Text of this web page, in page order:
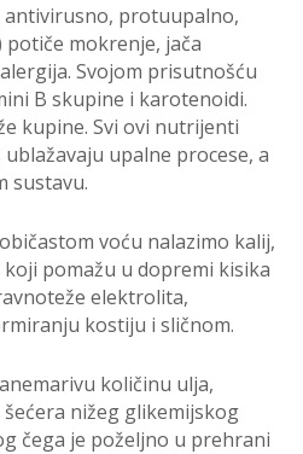
antivirusno, protuupalno,
mokrenje, jača
Svojom prisutnošću
B skupine i karotenoidi.
kupine. Svi ovi nutrijenti
upalne procese, a
sustavu.
voću nalazimo kalij,
pomažu u dopremi kisika
elektrolita,
kostiju i sličnom.
količinu ulja,
nižeg glikemijskog
čega je poželjno u prehrani